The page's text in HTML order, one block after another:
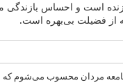
است و احساس
از فضیلت بی‌بهره است.
مردان محسوب می‌شوم که